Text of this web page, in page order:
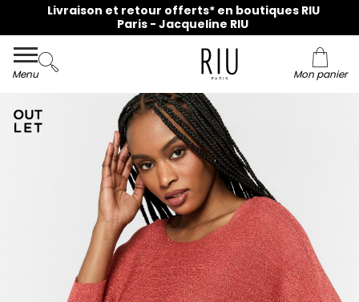
Livraison et retour offerts* en boutiques RIU
Paris - Jacqueline RIU
Menu Mon panier